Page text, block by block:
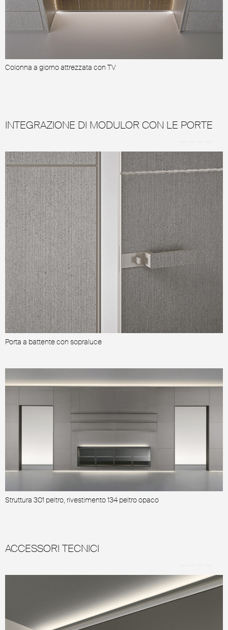
Colonna a giorno attrezzata con TV
Porta a battente con sopraluce
INTEGRAZIONE DI MODULOR CON LE PORTE
Struttura 301 peltro, rivestimento 134 peltro opaco
ACCESSORI TECNICI